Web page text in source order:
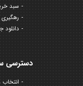
سبد
دانلود
دسترسی
انتخاب